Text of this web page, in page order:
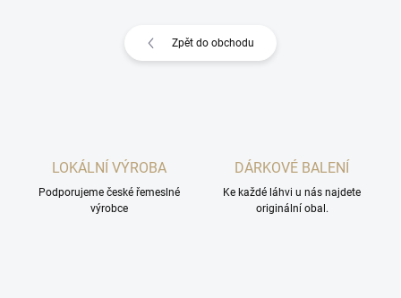
Zpět do obchodu
LOKÁLNÍ VÝROBA
Podporujeme české řemeslné
výrobce
DÁRKOVÉ BALENÍ
Ke každé láhvi u nás najdete
originální obal.